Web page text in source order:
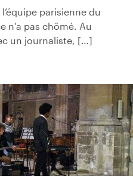
parisienne du
n’a pas chômé. Au
un journaliste, […]